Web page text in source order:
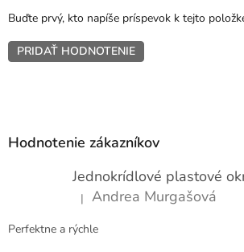
Buďte prvý, kto napíše príspevok k tejto
PRIDAŤ HODNOTENIE
Hodnotenie zákazníkov
Hodnotenie produktu je 5 z 5
| Andrea Murgašová
Perfektne a rýchle